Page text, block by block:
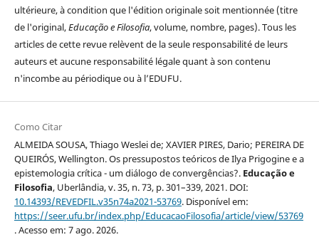
ultérieure, à condition que l'édition originale soit mentionnée (titre
de l'original,Educação e Filosofia, volume, nombre, pages). Tous les
articles de cette revue relèvent de la seule responsabilité de leurs
auteurs et aucune responsabilité légale quant à son contenu
n'incombe au périodique ou à l’EDUFU.
Como Citar
ALMEIDA SOUSA, Thiago Weslei de; XAVIER PIRES, Dario; PEREIRA DE
QUEIRÓS, Wellington. Os pressupostos teóricos de Ilya Prigogine e a
epistemologia crítica - um diálogo de convergências?. Educação e
Filosofia, Uberlândia, v. 35, n. 73, p. 301–339, 2021. DOI:
10.14393/REVEDFIL.v35n74a2021-53769. Disponível em:
https://seer.ufu.br/index.php/EducacaoFilosofia/article/view/53769
. Acesso em: 7 ago. 2026.